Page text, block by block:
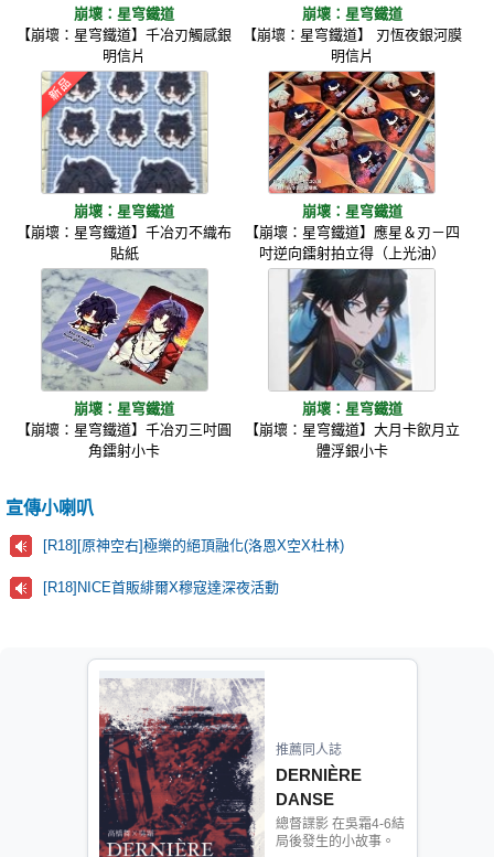
崩壞：星穹鐵道
【崩壞：星穹鐵道】千冶刃觸感銀
明信片
崩壞：星穹鐵道
【崩壞：星穹鐵道】 刃恆夜銀河膜
明信片
崩壞：星穹鐵道
【崩壞：星穹鐵道】千冶刃不織布
貼紙
崩壞：星穹鐵道
【崩壞：星穹鐵道】應星＆刃－四
吋逆向鐳射拍立得（上光油）
崩壞：星穹鐵道
【崩壞：星穹鐵道】千冶刃三吋圓
角鐳射小卡
崩壞：星穹鐵道
【崩壞：星穹鐵道】大月卡飲月立
體浮銀小卡
宣傳小喇叭
[R18][原神空右]極樂的絕頂融化(洛恩X空X杜林)
[R18]NICE首販緋爾X穆寇達深夜活動
推薦同人誌
DERNIÈRE
DANSE
總督諜影 在吳霜4-6結
局後發生的小故事。